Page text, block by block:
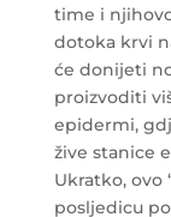
time i
dotoka krvi
će donijeti
proizvoditi
epidermi,
žive stanice
Ukratko, ovo
posljedicu